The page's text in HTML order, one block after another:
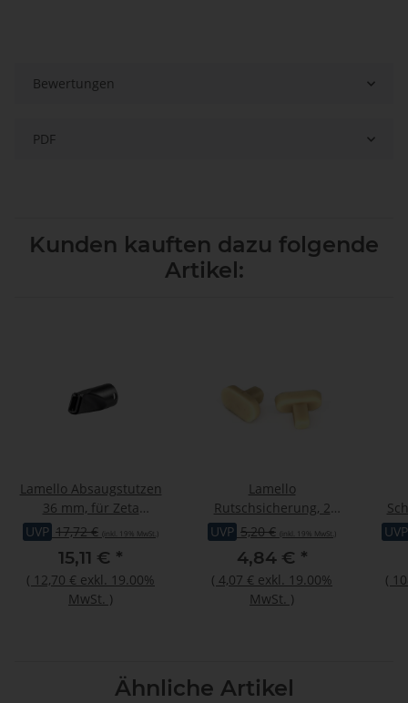
Bewertungen
PDF
Kunden kauften dazu folgende
Artikel:
Lamello Absaugstutzen
36 mm, für Zeta
P2,Top21,Classic X
UVP 17,72 € (inkl. 19% MwSt.)
15,11 € *
( 12,70 € exkl. 19.00%
MwSt. )
Lamello
Rutschsicherung, 2
Stück
UVP 5,20 € (inkl. 19% MwSt.)
4,84 € *
( 4,07 € exkl. 19.00%
MwSt. )
UVP
(
Ähnliche Artikel